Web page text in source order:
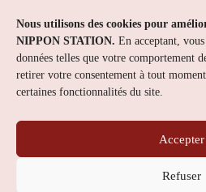
Nous utilisons des cookies pour
NIPPON STATION. En acceptant,
données telles que votre comportement
retirer votre consentement à tout
certaines fonctionnalités du site.
Accepter
Refuser
Nippon Station
À propos
FAQs
Contact